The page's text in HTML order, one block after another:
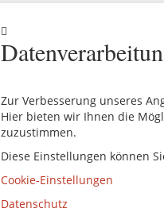
Zur Verbesserung unseres
Hier bieten wir Ihnen die
zuzustimmen.
Diese Einstellungen können
Cookie-Einstellungen
Datenschutz